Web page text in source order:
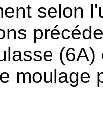
selon
moulage